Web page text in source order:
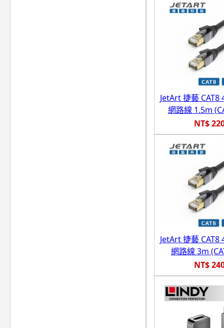
JetArt 捷藝 CAT8
網路線 1.5m
NT$
JetArt 捷藝 CAT8
網路線 3m
NT$